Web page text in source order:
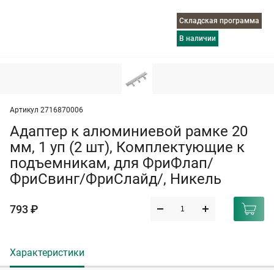
Складская программа
в наличии
Артикул 2716870006
Адаптер к алюминиевой рамке 20
мм, 1 уп (2 шт), Комплектующие к
подъемникам, для ФриФлап/
ФриСвинг/ФриСлайд/, Никель
793 ₽
Характеристики